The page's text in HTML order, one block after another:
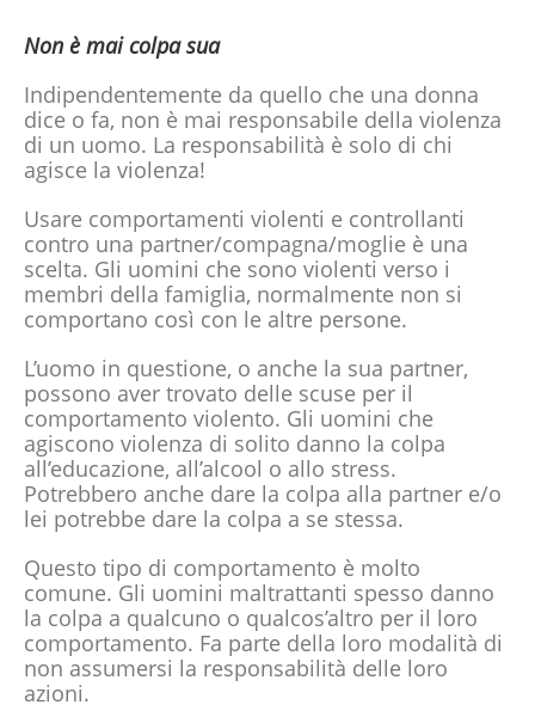
Non è mai colpa sua
Indipendentemente da quello che una donna
dice o fa, non è mai responsabile della violenza
di un uomo. La responsabilità è solo di chi
agisce la violenza!
Usare comportamenti violenti e controllanti
contro una partner/compagna/moglie è una
scelta. Gli uomini che sono violenti verso i
membri della famiglia, normalmente non si
comportano così con le altre persone.
L’uomo in questione, o anche la sua partner,
possono aver trovato delle scuse per il
comportamento violento. Gli uomini che
agiscono violenza di solito danno la colpa
all’educazione, all’alcool o allo stress.
Potrebbero anche dare la colpa alla partner e/o
lei potrebbe dare la colpa a se stessa.
Questo tipo di comportamento è molto
comune. Gli uomini maltrattanti spesso danno
la colpa a qualcuno o qualcos’altro per il loro
comportamento. Fa parte della loro modalità di
non assumersi la responsabilità delle loro
azioni.